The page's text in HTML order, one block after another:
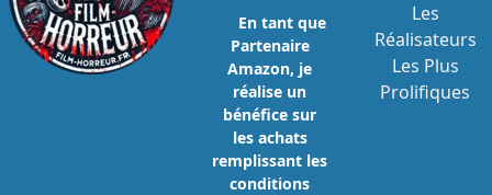
En tant que
Partenaire
Amazon, je
réalise un
bénéfice sur
les achats
remplissant les
conditions
Les
Réalisateurs
Les Plus
Prolifiques